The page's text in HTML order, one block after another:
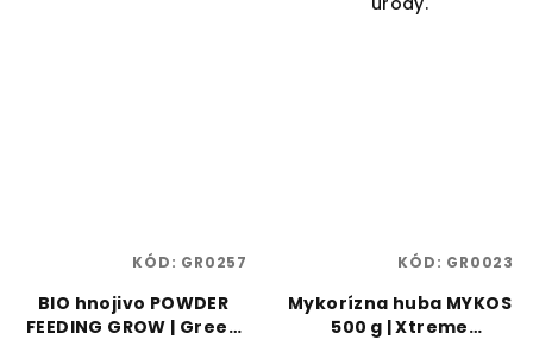
BIO hnojivo POWDER
FEEDING GROW | Green
KÓD: GR0257
Mykorízna huba MYKOS
500 g | Xtreme
KÓD: GR0023